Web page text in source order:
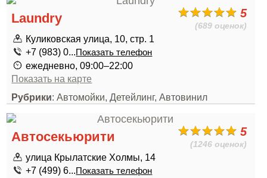
5
(689 оценок)
Laundry
Куликовская улица, 10, стр. 1
+7 (983) 0...Показать телефон
ежедневно, 09:00–22:00
Показать на карте
Рубрики: Автомойки, Детейлинг, Автовинил
5
(1246 оценок)
Автосекьюрити
улица Крылатские Холмы, 14
+7 (499) 6...Показать телефон